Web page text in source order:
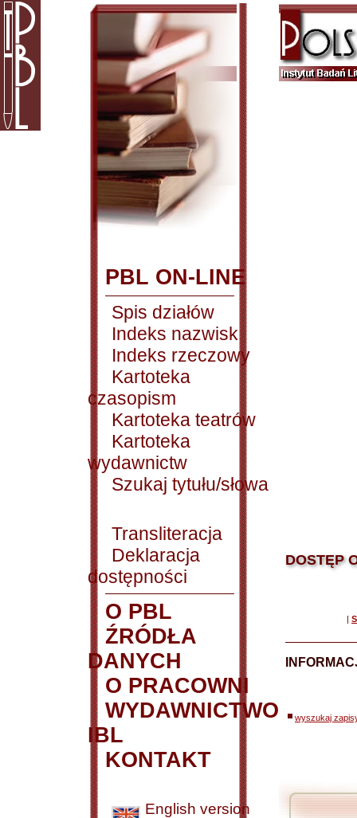
PBL ON-LINE
Spis działów
Indeks nazwisk
Indeks rzeczowy
Kartoteka
czasopism
Kartoteka teatrów
Kartoteka
wydawnictw
Szukaj tytułu/słowa
Transliteracja
Deklaracja
dostępności
O PBL
ŹRÓDŁA
DANYCH
O PRACOWNI
WYDAWNICTWO
IBL
KONTAKT
English version
DOSTĘP
|
wyszukaj